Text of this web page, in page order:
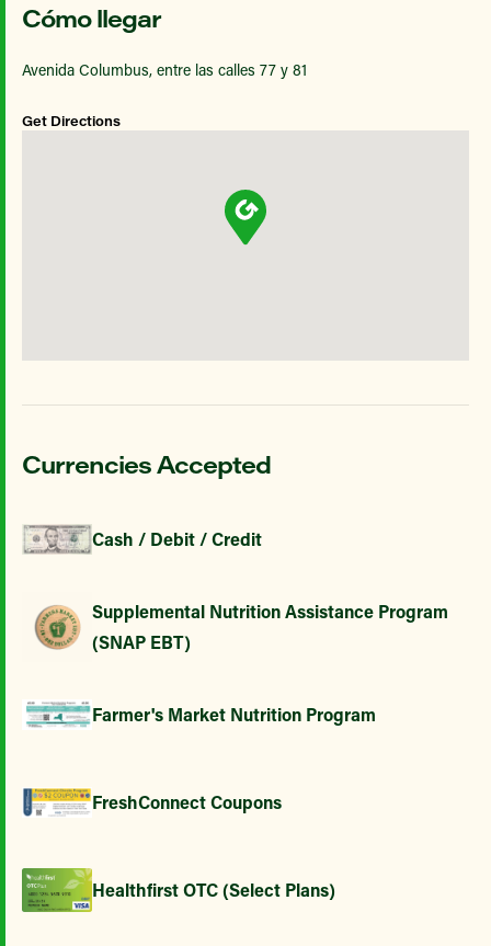
Cómo llegar
Avenida Columbus, entre las calles 77 y 81
Get Directions
Currencies Accepted
Cash / Debit / Credit
Supplemental Nutrition Assistance Program
(SNAP EBT)
Farmer's Market Nutrition Program
FreshConnect Coupons
Healthfirst OTC (Select Plans)